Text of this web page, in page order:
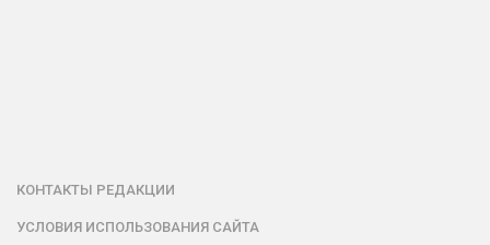
КОНТАКТЫ РЕДАКЦИИ
УСЛОВИЯ ИСПОЛЬЗОВАНИЯ САЙТА